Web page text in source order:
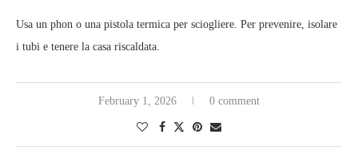
Usa un phon o una pistola termica per sciogliere. Per prevenire, isolare
i tubi e tenere la casa riscaldata.
February 1, 2026 0 comment